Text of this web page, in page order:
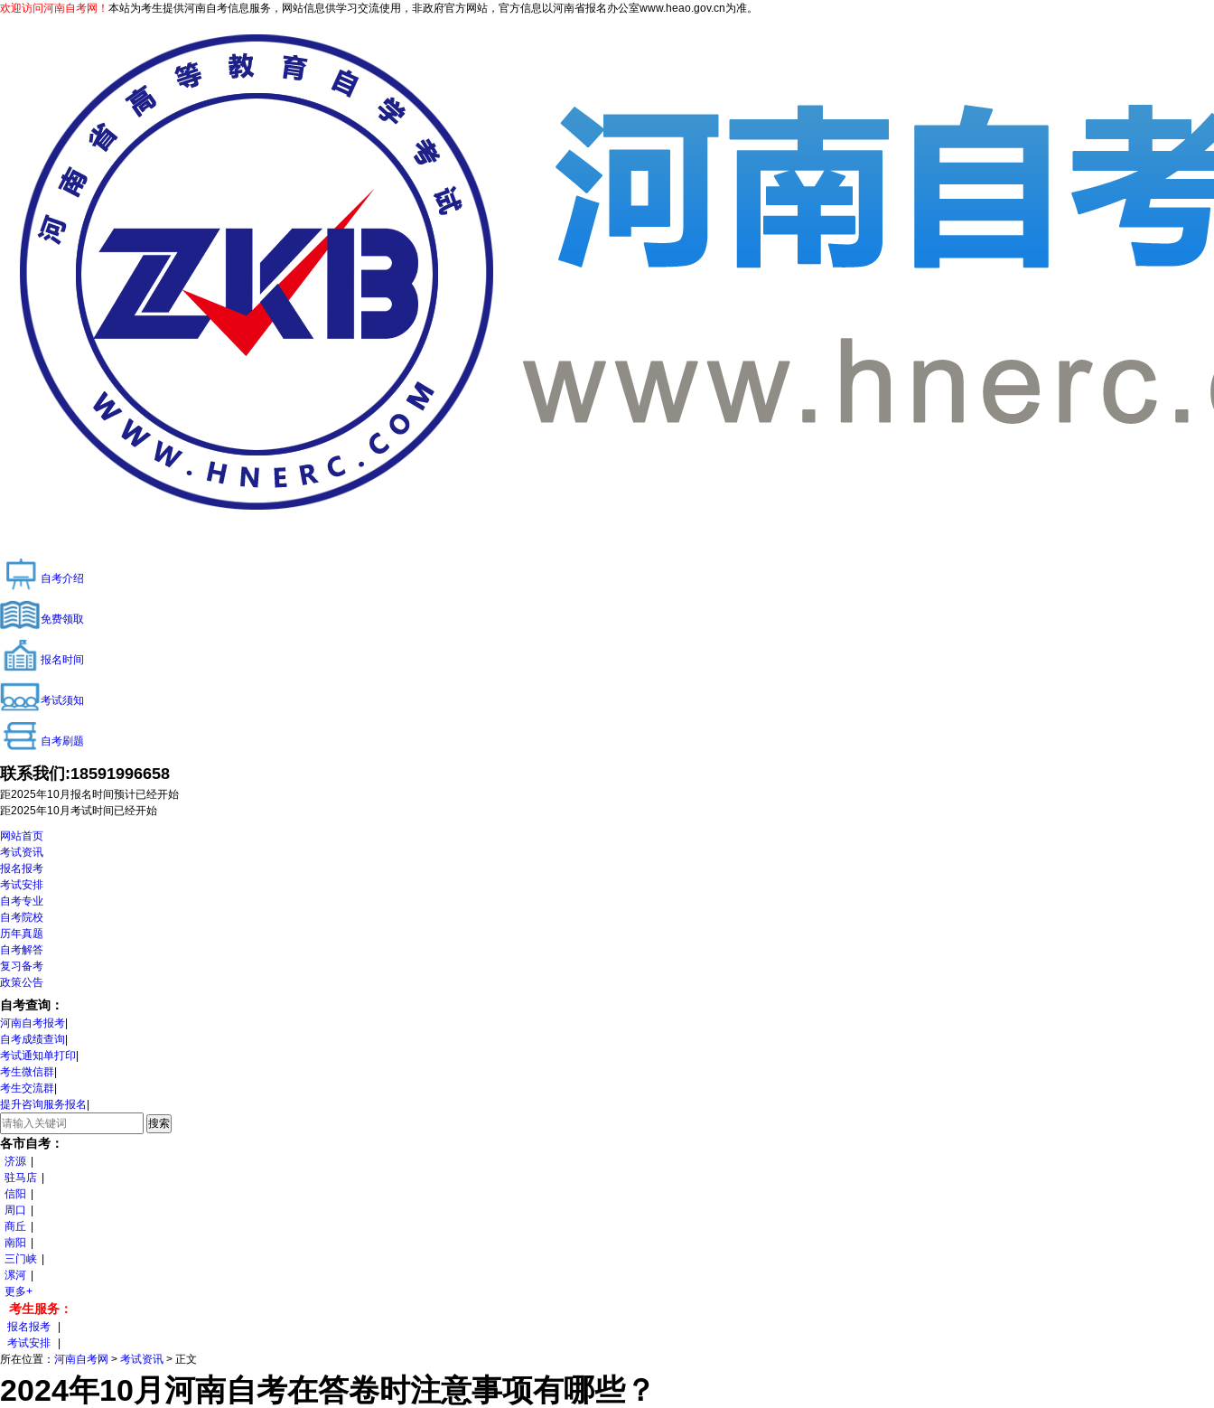
欢迎访问河南自考网！ 本站为考生提供河南自考信息服务，网站信息供学习交流使用，非政府官方网站，官方信息以河南省报名办公室www.heao.gov.cn为准。
自考介绍
免费领取
报名时间
考试须知
自考刷题
联系我们:18591996658
距2025年10月报名时间预计已经开始
距2025年10月考试时间已经开始
网站首页
考试资讯
报名报考
考试安排
自考专业
自考院校
历年真题
自考解答
复习备考
政策公告
自考查询：
河南自考报考
自考成绩查询
考试通知单打印
考生微信群
考生交流群
提升咨询服务报名
各市自考：
济源
驻马店
信阳
周口
商丘
南阳
三门峡
漯河
更多+
考生服务：
报名报考
考试安排
所在位置： 河南自考网 > 考试资讯 > 正文
2024年10月河南自考在答卷时注意事项有哪些？